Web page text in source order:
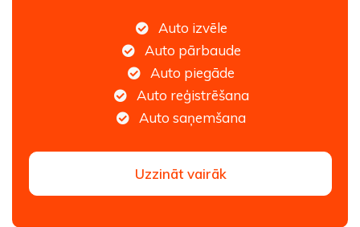
Auto izvēle
Auto pārbaude
Auto piegāde
Auto reģistrēšana
Auto saņemšana
Uzzināt vairāk